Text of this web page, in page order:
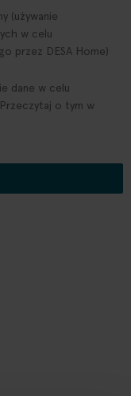
(używanie
w celu
przez DESA Home)
dane w celu
o tym w